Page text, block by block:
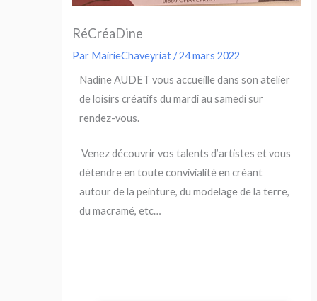
RéCréaDine
Par MairieChaveyriat/24 mars 2022
Nadine AUDET vous accueille dans son atelier
de loisirs créatifs du mardi au samedi sur
rendez-vous.
Venez découvrir vos talents d’artistes et vous
détendre en toute convivialité en créant
autour de la peinture, du modelage de la terre,
du macramé, etc…